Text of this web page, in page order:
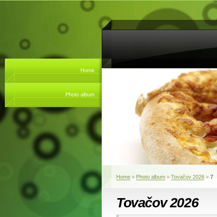
Home
Photo album
Home » Photo album » Tovačov 2026 » 7
Tovačov 2026